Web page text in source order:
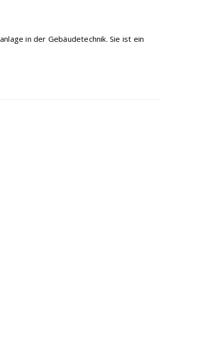
in der Gebäudetechnik. Sie ist ein